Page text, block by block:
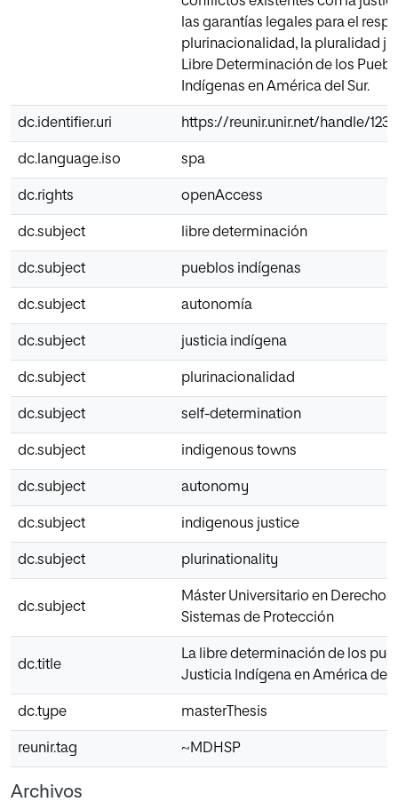
las garantías legales para el
plurinacionalidad, la pluralidad
Libre Determinación de los
Indígenas en América del Sur.
dc.identifier.uri https://reunir.unir.net/handle/
dc.language.iso spa
dc.rights openAccess
dc.subject libre determinación
dc.subject pueblos indígenas
dc.subject autonomía
dc.subject justicia indígena
dc.subject plurinacionalidad
dc.subject self-determination
dc.subject indigenous towns
dc.subject autonomy
dc.subject indigenous justice
dc.subject plurinationality
dc.subject
Máster Universitario en Derechos
Sistemas de Protección
dc.title
La libre determinación de los
Justicia Indígena en América del
dc.type masterThesis
reunir.tag ~MDHSP
Archivos